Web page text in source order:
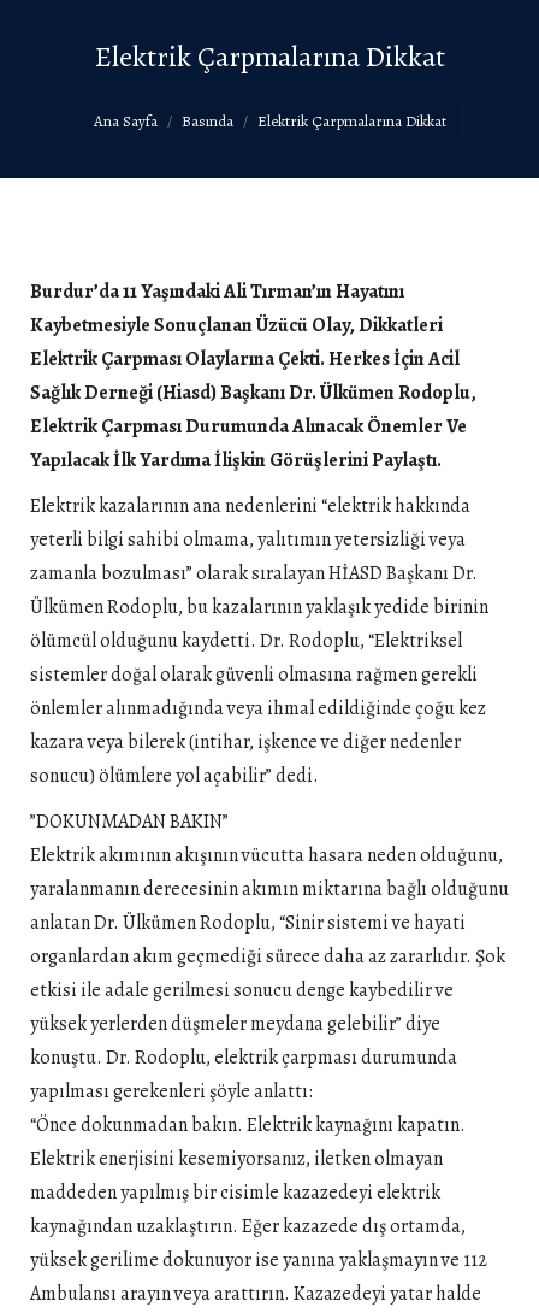
Elektrik Çarpmalarına Dikkat
Ana Sayfa Basında Elektrik Çarpmalarına Dikkat
Burdur’da 11 Yaşındaki Ali Tırman’ın Hayatını
Kaybetmesiyle Sonuçlanan Üzücü Olay, Dikkatleri
Elektrik Çarpması Olaylarına Çekti. Herkes İçin Acil
Sağlık Derneği (Hiasd) Başkanı Dr. Ülkümen Rodoplu,
Elektrik Çarpması Durumunda Alınacak Önemler Ve
Yapılacak İlk Yardıma İlişkin Görüşlerini Paylaştı.
Elektrik kazalarının ana nedenlerini “elektrik hakkında
yeterli bilgi sahibi olmama, yalıtımın yetersizliği veya
zamanla bozulması” olarak sıralayan HİASD Başkanı Dr.
Ülkümen Rodoplu, bu kazalarının yaklaşık yedide birinin
ölümcül olduğunu kaydetti. Dr. Rodoplu, “Elektriksel
sistemler doğal olarak güvenli olmasına rağmen gerekli
önlemler alınmadığında veya ihmal edildiğinde çoğu kez
kazara veya bilerek (intihar, işkence ve diğer nedenler
sonucu) ölümlere yol açabilir” dedi.
”DOKUNMADAN BAKIN”
Elektrik akımının akışının vücutta hasara neden olduğunu,
yaralanmanın derecesinin akımın miktarına bağlı olduğunu
anlatan Dr. Ülkümen Rodoplu, “Sinir sistemi ve hayati
organlardan akım geçmediği sürece daha az zararlıdır. Şok
etkisi ile adale gerilmesi sonucu denge kaybedilir ve
yüksek yerlerden düşmeler meydana gelebilir” diye
konuştu. Dr. Rodoplu, elektrik çarpması durumunda
yapılması gerekenleri şöyle anlattı:
“Önce dokunmadan bakın. Elektrik kaynağını kapatın.
Elektrik enerjisini kesemiyorsanız, iletken olmayan
maddeden yapılmış bir cisimle kazazedeyi elektrik
kaynağından uzaklaştırın. Eğer kazazede dış ortamda,
yüksek gerilime dokunuyor ise yanına yaklaşmayın ve 112
Ambulansı arayın veya arattırın. Kazazedeyi yatar halde